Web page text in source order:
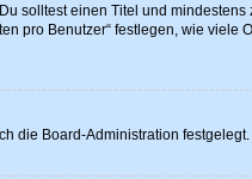
solltest einen Titel und
pro Benutzer“ festlegen, wie
die Board-Administration